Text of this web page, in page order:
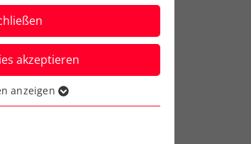
und
akzeptieren
Funktionen der
dass die Webseite
anzeigen